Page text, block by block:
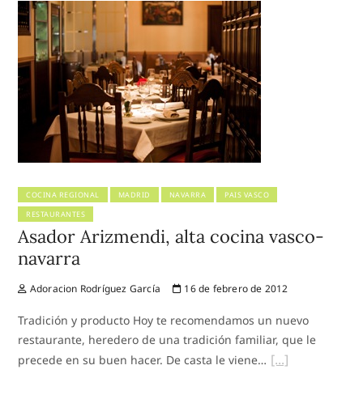
COCINA REGIONAL MADRID NAVARRA
PAIS VASCO
RESTAURANTES
Asador Arizmendi, alta cocina vasco-
navarra
Adoracion Rodríguez García 16 de febrero de 2012
Tradición y producto Hoy te recomendamos un nuevo
restaurante, heredero de una tradición familiar, que le
precede en su buen hacer. De casta le viene…